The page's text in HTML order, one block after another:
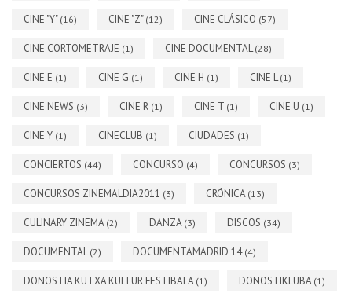
CINE "Y" (16) CINE "Z" (12) CINE CLÁSICO (57)
CINE CORTOMETRAJE (1) CINE DOCUMENTAL(28)
CINE E (1) CINE G (1) CINE H (1) CINE L(1)
CINE NEWS (3) CINE R (1) CINE T (1) CINE U (1)
CINE Y (1) CINECLUB (1) CIUDADES (1)
CONCIERTOS (44) CONCURSO (4) CONCURSOS (3)
CONCURSOS ZINEMALDIA2011 (3) CRÓNICA (13)
CULINARY ZINEMA (2) DANZA (3) DISCOS (34)
DOCUMENTAL(2) DOCUMENTAMADRID 14 (4)
DONOSTIA KUTXA KULTUR FESTIBALA (1) DONOSTIKLUBA (1)